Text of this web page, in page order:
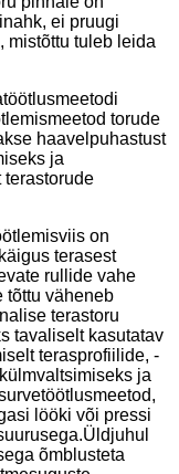
ei pruugi
mistõttu tuleb leida
torude
haavelpuhastust
ja
terastorude
on
terasest
rullide vahe
tõttu väheneb
terastoru
tavaliselt kasutatav
terasprofiilide, -
ja
lööki või pressi
õmblusteta